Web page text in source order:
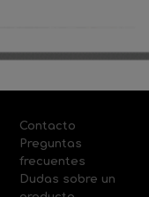
Contacto
Preguntas
frecuentes
Dudas sobre un